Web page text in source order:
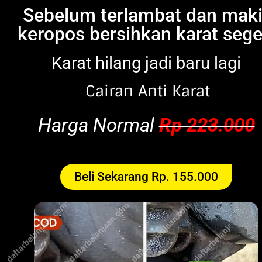
Sebelum terlambat dan
keropos bersihkan karat
Karat hilang jadi baru lagi
Cairan Anti Karat
Harga NormalRp 223.000
Beli Sekarang Rp. 155.000